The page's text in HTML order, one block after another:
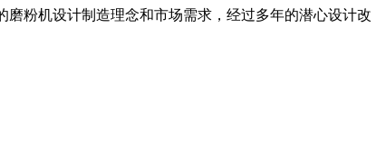
粉机设计制造理念和市场需求，经过多年的潜心设计改